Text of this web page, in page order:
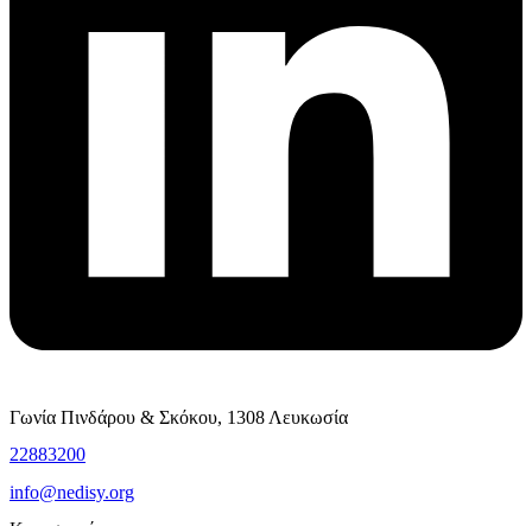
Γωνία Πινδάρου & Σκόκου, 1308 Λευκωσία
22883200
info@nedisy.org